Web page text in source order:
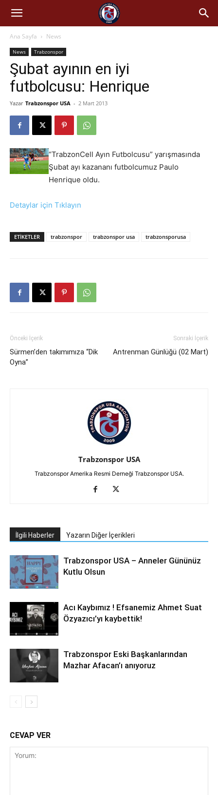
Ana Sayfa News
News Trabzonspor
Şubat ayının en iyi
futbolcusu: Henrique
Yazar Trabzonspor USA - 2 Mart 2013
“TrabzonCell Ayın Futbolcusu” yarışmasında
Şubat ayı kazananı futbolcumuz Paulo
Henrique oldu.
Detaylar için Tıklayın
ETIKETLER trabzonspor trabzonspor usa trabzonsporusa
Önceki İçerik
Sürmen’den takımımıza “Dik
Oyna”
Sonraki İçerik
Antrenman Günlüğü (02 Mart)
Trabzonspor USA
Trabzonspor Amerika Resmi Derneği Trabzonspor USA.
İlgili Haberler Yazarın Diğer İçerikleri
Trabzonspor USA – Anneler Gününüz
Kutlu Olsun
Acı Kaybımız ! Efsanemiz Ahmet Suat
Özyazıcı’yı kaybettik!
Trabzonspor Eski Başkanlarından
Mazhar Afacan’ı anıyoruz
CEVAP VER